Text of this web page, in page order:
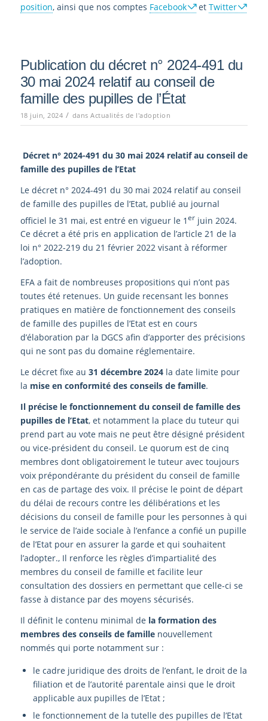
position, ainsi que nos comptes Facebook et Twitter
Publication du décret n° 2024-491 du
30 mai 2024 relatif au conseil de
famille des pupilles de l’État
18 juin, 2024 / dansActualités de l'adoption
Décret n° 2024-491 du 30 mai 2024 relatif au conseil de
famille des pupilles de l’Etat
Le décret n° 2024-491 du 30 mai 2024 relatif au conseil
de famille des pupilles de l’Etat, publié au journal
officiel le 31 mai, est entré en vigueur le 1 erjuin 2024.
Ce décret a été pris en application de l’article 21 de la
loi n° 2022-219 du 21 février 2022 visant à réformer
l’adoption.
EFA a fait de nombreuses propositions qui n’ont pas
toutes été retenues. Un guide recensant les bonnes
pratiques en matière de fonctionnement des conseils
de famille des pupilles de l’Etat est en cours
d’élaboration par la DGCS afin d’apporter des précisions
qui ne sont pas du domaine réglementaire.
Le décret fixe au 31 décembre 2024la date limite pour
la mise en conformité des conseils de famille.
Il précise le fonctionnement du conseil de famille des
pupilles de l’Etat, et notamment la place du tuteur qui
prend part au vote mais ne peut être désigné président
ou vice-président du conseil. Le quorum est de cinq
membres dont obligatoirement le tuteur avec toujours
voix prépondérante du président du conseil de famille
en cas de partage des voix. Il précise le point de départ
du délai de recours contre les délibérations et les
décisions du conseil de famille pour les personnes à qui
le service de l’aide sociale à l’enfance a confié un pupille
de l’Etat pour en assurer la garde et qui souhaitent
l’adopter., Il renforce les règles d’impartialité des
membres du conseil de famille et facilite leur
consultation des dossiers en permettant que celle-ci se
fasse à distance par des moyens sécurisés.
Il définit le contenu minimal dela formation des
membres des conseils de famillenouvellement
nommés qui porte notamment sur :
le cadre juridique des droits de l’enfant, le droit de la
filiation et de l’autorité parentale ainsi que le droit
applicable aux pupilles de l’Etat ;
le fonctionnement de la tutelle des pupilles de l’Etat